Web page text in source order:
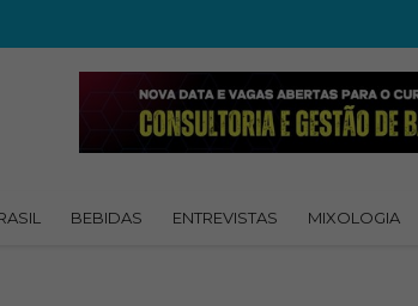
BEBIDAS ENTREVISTAS MIXOLOGIA